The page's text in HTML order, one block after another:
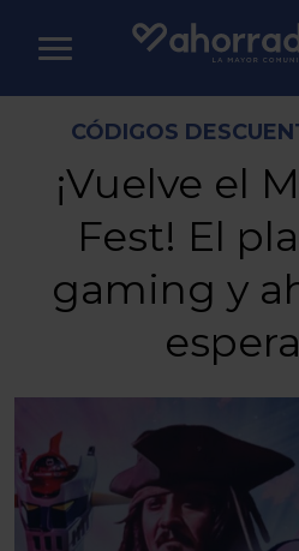
CÓDIGOS
¡Vuelve el
Fest! El
gaming y